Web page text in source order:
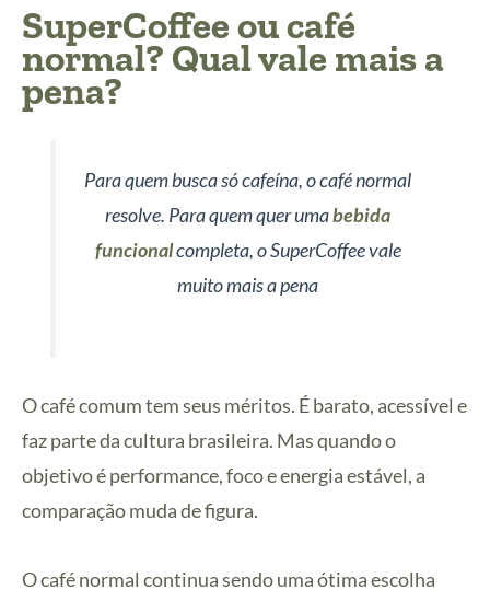
SuperCoffee ou café
normal? Qual vale mais a
pena?
Para quem busca só cafeína, o café normal
resolve. Para quem quer umabebida
funcionalcompleta, o SuperCoffee vale
muito mais a pena
O café comum tem seus méritos. É barato, acessível e
faz parte da cultura brasileira. Mas quando o
objetivo é performance, foco e energia estável, a
comparação muda de figura.
O café normal continua sendo uma ótima escolha